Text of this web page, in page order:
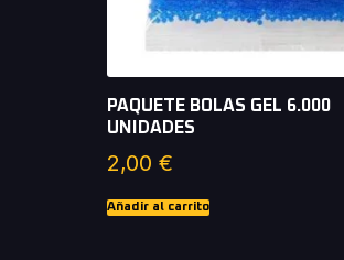
PAQUETE BOLAS GEL 6.000
UNIDADES
2,00 €
Añadir al carrito